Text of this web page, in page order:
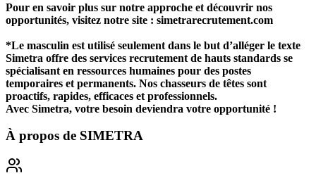
Pour en savoir plus sur notre approche et découvrir nos
opportunités, visitez notre site : simetrarecrutement.com
*Le masculin est utilisé seulement dans le but d’alléger le texte
Simetra offre des services recrutement de hauts standards se
spécialisant en ressources humaines pour des postes
temporaires et permanents. Nos chasseurs de têtes sont
proactifs, rapides, efficaces et professionnels.
Avec Simetra, votre besoin deviendra votre opportunité !
À propos de SIMETRA